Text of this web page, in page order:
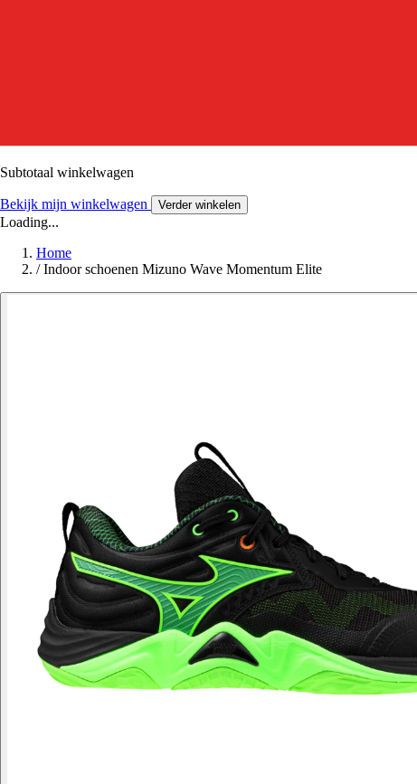
Subtotaal winkelwagen
Bekijk mijn winkelwagen Verder winkelen
Loading...
Home
/ Indoor schoenen Mizuno Wave Momentum Elite